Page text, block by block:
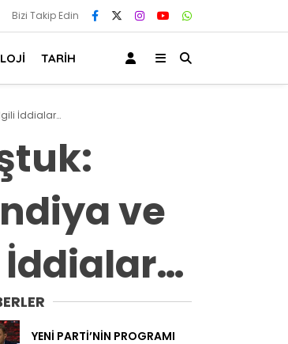
Bizi Takip Edin
TARİH
İddialar…
ve
İddialar…
YENİ PARTİ’NİN PROGRAMI